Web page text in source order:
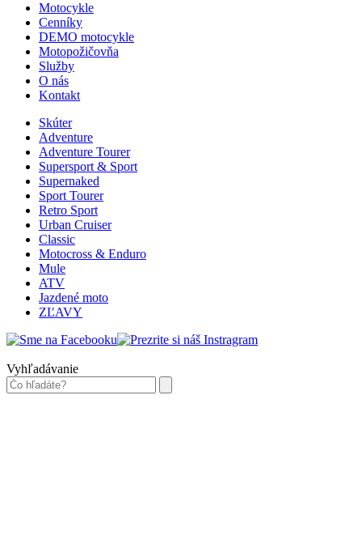
Motocykle
Cenníky
DEMO motocykle
Motopožičovňa
Služby
O nás
Kontakt
Skúter
Adventure
Adventure Tourer
Supersport & Sport
Supernaked
Sport Tourer
Retro Sport
Urban Cruiser
Classic
Motocross & Enduro
Mule
ATV
Jazdené moto
ZĽAVY
Vyhľadávanie